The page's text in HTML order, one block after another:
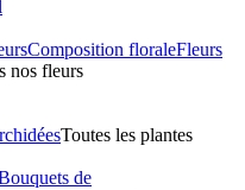
Composition floraleFleurs
nos fleurs
Toutes les plantes
de